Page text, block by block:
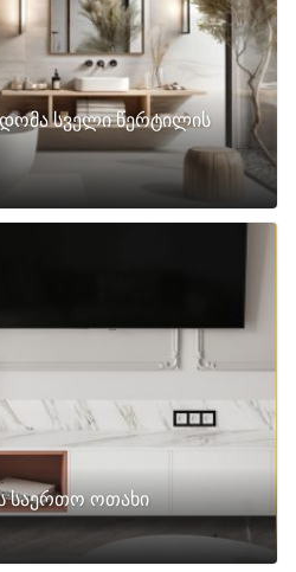
სველი წერტილის
საერთო ოთახი